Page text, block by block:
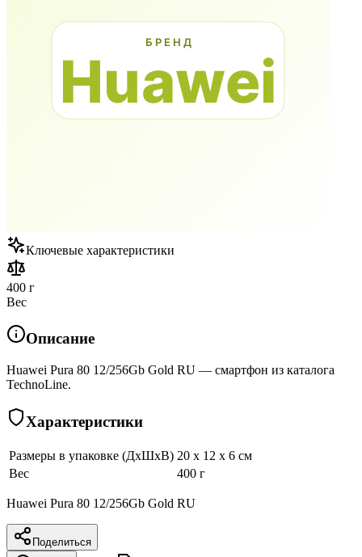
Ключевые характеристики
400 г
Вес
Описание
Huawei Pura 80 12/256Gb Gold RU — смартфон из каталога
TechnoLine.
Характеристики
Размеры в упаковке (ДхШхВ) 20 x 12 x 6 см
Вес
400 г
Huawei Pura 80 12/256Gb Gold RU
Поделиться